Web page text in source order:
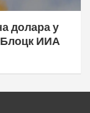
долара у
ИИА